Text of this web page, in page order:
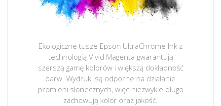
Ekologiczne tusze Epson UltraChrome Ink z
technologią Vivid Magenta gwarantują
szerszą gamę kolorów i większą dokładność
barw. Wydruki są odporne na działanie
promieni słonecznych, więc niezwykle długo
zachowują kolor oraz jakość.